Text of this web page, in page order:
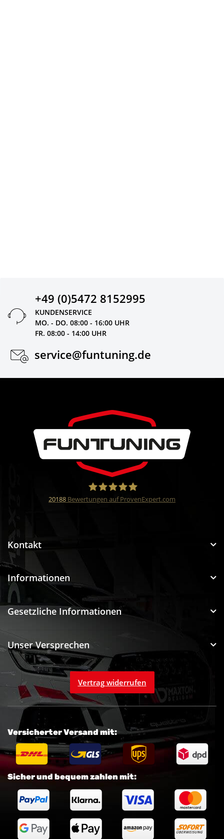
+49 (0)5472 8152995
KUNDENSERVICE
MO. - DO. 08:00 - 16:00 UHR
FR. 08:00 - 14:00 UHR
service@funtuning.de
20188 Bewertungen auf ProvenExpert.com
Kontakt
Informationen
Gesetzliche Informationen
Unser Versprechen
Vertrag widerrufen
Sicher und bequem zahlen mit:
Versicherter Versand mit: